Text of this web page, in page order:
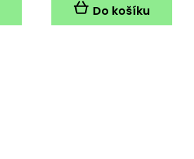
Do košíku